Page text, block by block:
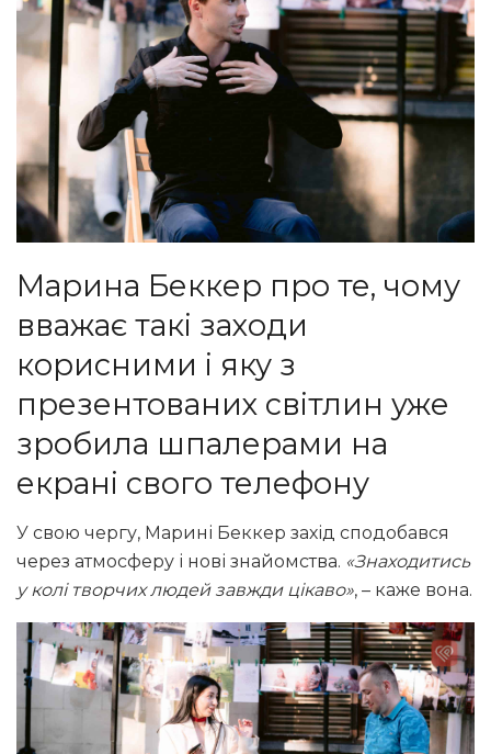
Марина Беккер про те, чому
вважає такі заходи
корисними і яку з
презентованих світлин уже
зробила шпалерами на
екрані свого телефону
У свою чергу, Марині Беккер захід сподобався
через атмосферу і нові знайомства. «Знаходитись
у колі творчих людей завжди цікаво», – каже вона.